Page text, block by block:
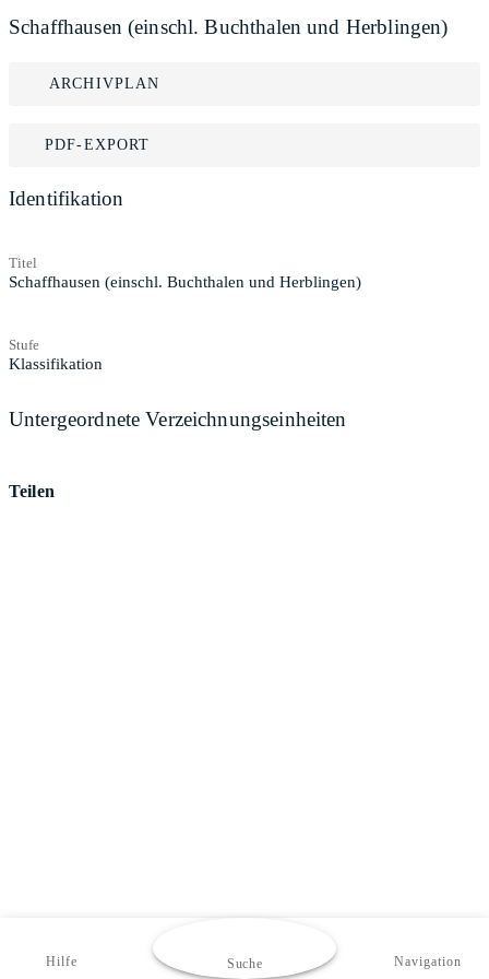
Schaffhausen (einschl. Buchthalen und Herblingen)
ARCHIVPLAN
PDF-EXPORT
Identifikation
Titel
Schaffhausen (einschl. Buchthalen und Herblingen)
Stufe
Klassifikation
Untergeordnete Verzeichnungseinheiten
Teilen
Hilfe Suche Navigation